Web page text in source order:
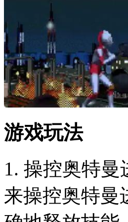
游戏玩法
1. 操控奥特
来操控奥特曼